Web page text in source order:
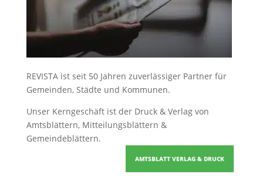
REVISTA ist seit 50 Jahren zuverlässiger Partner für
Gemeinden, Städte und Kommunen.
Unser Kerngeschäft ist der Druck & Verlag von
Amtsblättern, Mitteilungsblättern &
Gemeindeblättern.
AMTSBLATT VERLAG & DRUCK